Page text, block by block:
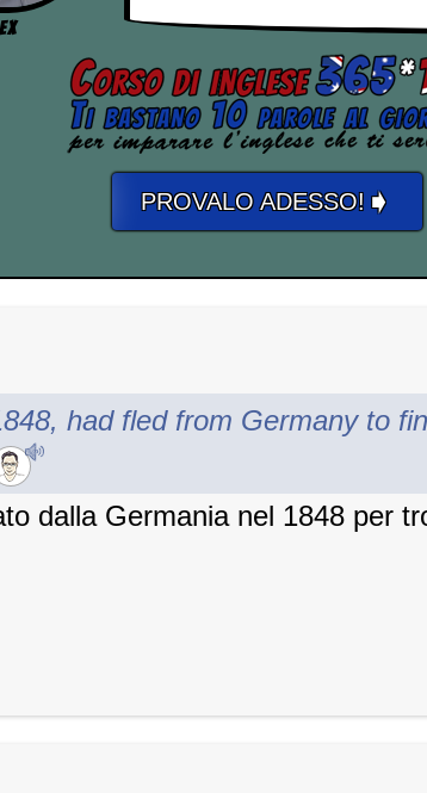
PROVALO ADESSO! ➧
had fled from Germany to
dalla Germania nel 1848 per